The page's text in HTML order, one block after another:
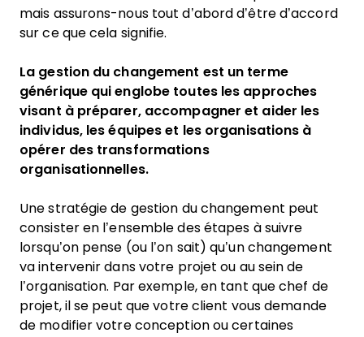
mais assurons-nous tout d’abord d’être d’accord
sur ce que cela signifie.
La gestion du changement est un terme
générique qui englobe toutes les approches
visant à préparer, accompagner et aider les
individus, les équipes et les organisations à
opérer des transformations
organisationnelles.
Une stratégie de gestion du changement peut
consister en l’ensemble des étapes à suivre
lorsqu’on pense (ou l’on sait) qu’un changement
va intervenir dans votre projet ou au sein de
l’organisation. Par exemple, en tant que chef de
projet, il se peut que votre client vous demande
de modifier votre conception ou certaines